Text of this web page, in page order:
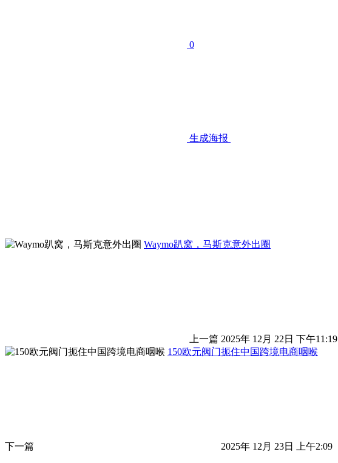
0
生成海报
Waymo趴窝，马斯克意外出圈
上一篇 2025年 12月 22日 下午11:19
150欧元阀门扼住中国跨境电商咽喉
下一篇 2025年 12月 23日 上午2:09